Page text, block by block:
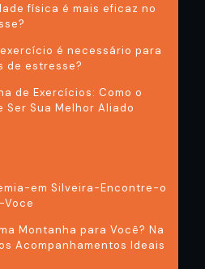
física é mais eficaz no
é necessário para
de estresse?
de Exercícios: Como o
Ser Sua Melhor Aliado
em Silveira-Encontre-o
Montanha para Você? Na
Acompanhamentos Ideais